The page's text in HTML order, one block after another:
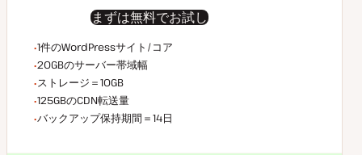
まずは無料でお試し
WordPressサイト/コア数
1件のWordPressサイト/コア
サーバー帯域幅
20GBのサーバー帯域幅
ストレージ容量
ストレージ＝10GB
CDN転送量
125GBのCDN転送量
バックアップデータ保持
バックアップ保持期間＝14日